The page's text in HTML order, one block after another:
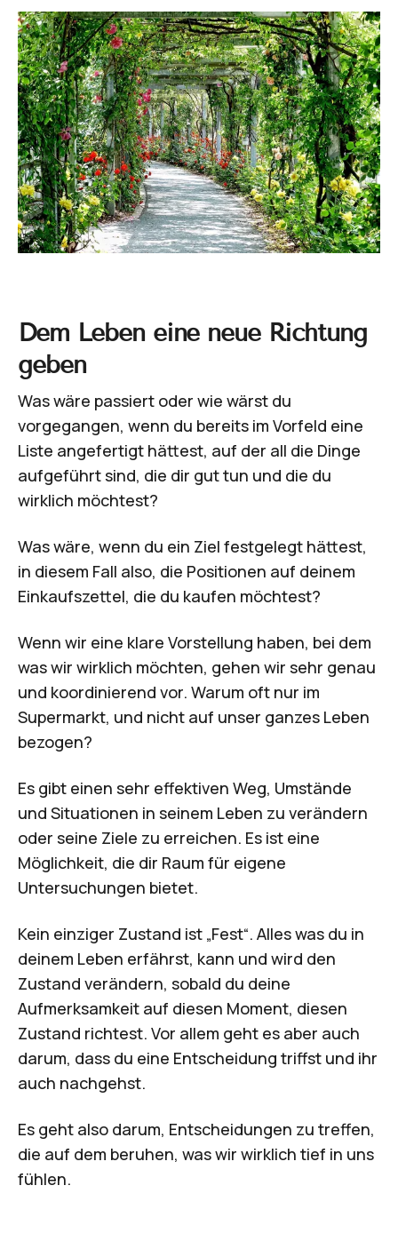
Dem Leben eine neue Richtung
geben
Was wäre passiert oder wie wärst du
vorgegangen, wenn du bereits im Vorfeld eine
Liste angefertigt hättest, auf der all die Dinge
aufgeführt sind, die dir gut tun und die du
wirklich möchtest?
Was wäre, wenn du ein Ziel festgelegt hättest,
in diesem Fall also, die Positionen auf deinem
Einkaufszettel, die du kaufen möchtest?
Wenn wir eine klare Vorstellung haben, bei dem
was wir wirklich möchten, gehen wir sehr genau
und koordinierend vor. Warum oft nur im
Supermarkt, und nicht auf unser ganzes Leben
bezogen?
Es gibt einen sehr effektiven Weg, Umstände
und Situationen in seinem Leben zu verändern
oder seine Ziele zu erreichen. Es ist eine
Möglichkeit, die dir Raum für eigene
Untersuchungen bietet.
Kein einziger Zustand ist „Fest“. Alles was du in
deinem Leben erfährst, kann und wird den
Zustand verändern, sobald du deine
Aufmerksamkeit auf diesen Moment, diesen
Zustand richtest. Vor allem geht es aber auch
darum, dass du eine Entscheidung triffst und ihr
auch nachgehst.
Es geht also darum, Entscheidungen zu treffen,
die auf dem beruhen, was wir wirklich tief in uns
fühlen.